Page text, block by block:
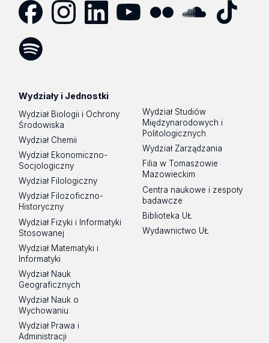
Wydziały i Jednostki
Wydział Biologii i Ochrony
Środowiska
Wydział Chemii
Wydział Ekonomiczno-
Socjologiczny
Wydział Filologiczny
Wydział Filozoficzno-
Historyczny
Wydział Fizyki i Informatyki
Stosowanej
Wydział Matematyki i
Informatyki
Wydział Nauk
Geograficznych
Wydział Nauk o
Wychowaniu
Wydział Prawa i
Administracji
Wydział Studiów
Międzynarodowych i
Politologicznych
Wydział Zarządzania
Filia w Tomaszowie
Mazowieckim
Centra naukowe i zespoły
badawcze
Biblioteka UŁ
Wydawnictwo UŁ